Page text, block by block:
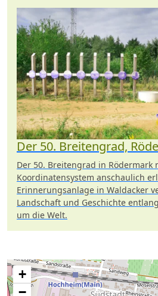
Der 50. Breitengrad,
Der 50. Breitengrad in Rödermark
Koordinatensystem anschaulich
Erinnerungsanlage in Waldacker
Landschaft und Geschichte
um die Welt.
+
−